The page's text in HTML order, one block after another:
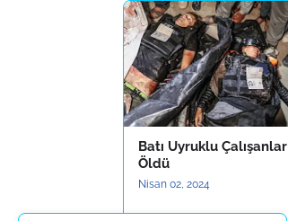
Batı Uyruklu Çalışanlar
Öldü
Nisan 02, 2024